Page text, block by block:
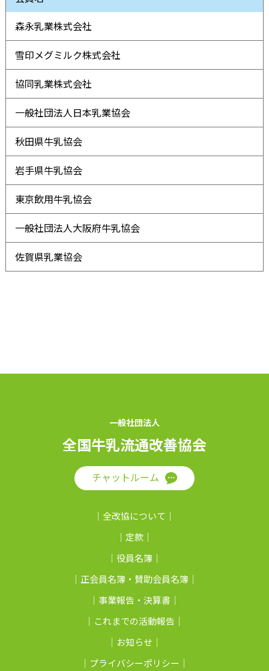
森永乳業株式会社
雪印メグミルク株式会社
協同乳業株式会社
一般社団法人日本乳業協会
秋田県牛乳協会
岩手県牛乳協会
東京飲用牛乳協会
一般社団法人大阪府牛乳協会
佐賀県乳業協会
一般社団法人
全国牛乳流通改善協会
チャットルーム
全改協について
定款
役員名簿
正会員名簿・賛助会員名簿
事業報告・決算書
これまでの活動報告
お知らせ
プライバシーポリシー